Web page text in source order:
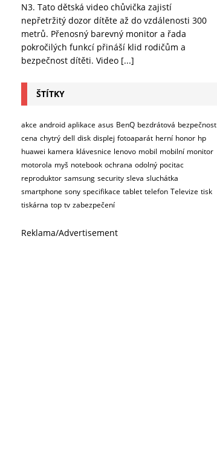
N3. Tato dětská video chůvička zajistí
nepřetržitý dozor dítěte až do vzdálenosti 300
metrů. Přenosný barevný monitor a řada
pokročilých funkcí přináší klid rodičům a
bezpečnost dítěti. Video [...]
ŠTÍTKY
akce android aplikace asus BenQ bezdrátová bezpečnost
cena chytrý dell disk displej fotoaparát herní honor hp
huawei kamera klávesnice lenovo mobil mobilní monitor
motorola myš notebook ochrana odolný pocitac
reproduktor samsung security sleva sluchátka
smartphone sony specifikace tablet telefon Televize tisk
tiskárna top tv zabezpečení
Reklama/Advertisement